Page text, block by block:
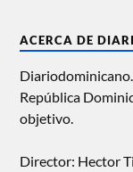
ACERCA DE
República
objetivo.
Director: Hector